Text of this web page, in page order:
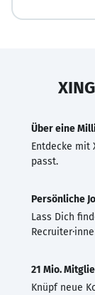
Über eine
Entdecke mit
passt.
Persönliche
Lass Dich
21 Mio.
Knüpf neue